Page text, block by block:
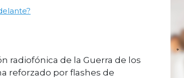
radiofónica de la Guerra de los
reforzado por flashes de